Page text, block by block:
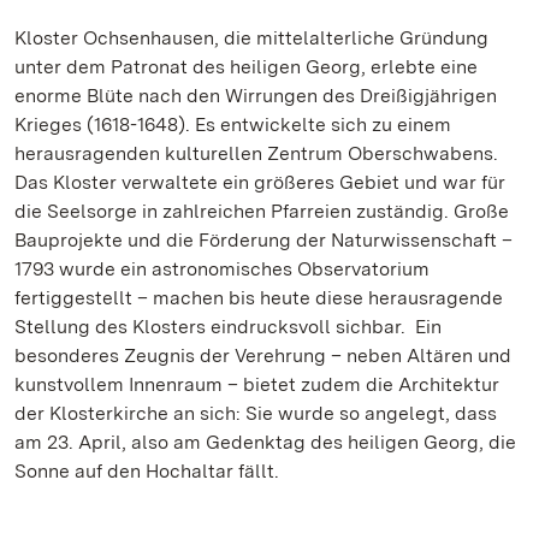
Kloster Ochsenhausen, die mittelalterliche Gründung
unter dem Patronat des heiligen Georg, erlebte eine
enorme Blüte nach den Wirrungen des Dreißigjährigen
Krieges (1618-1648). Es entwickelte sich zu einem
herausragenden kulturellen Zentrum Oberschwabens.
Das Kloster verwaltete ein größeres Gebiet und war für
die Seelsorge in zahlreichen Pfarreien zuständig. Große
Bauprojekte und die Förderung der Naturwissenschaft –
1793 wurde ein astronomisches Observatorium
fertiggestellt – machen bis heute diese herausragende
Stellung des Klosters eindrucksvoll sichbar. Ein
besonderes Zeugnis der Verehrung – neben Altären und
kunstvollem Innenraum – bietet zudem die Architektur
der Klosterkirche an sich: Sie wurde so angelegt, dass
am 23. April, also am Gedenktag des heiligen Georg, die
Sonne auf den Hochaltar fällt.